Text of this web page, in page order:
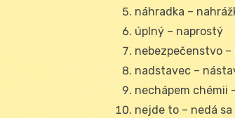
náhradka –
úplný – naprostý
nebezpečenstvo –
nadstavec –
nechápem chémii
nejde to – nedá